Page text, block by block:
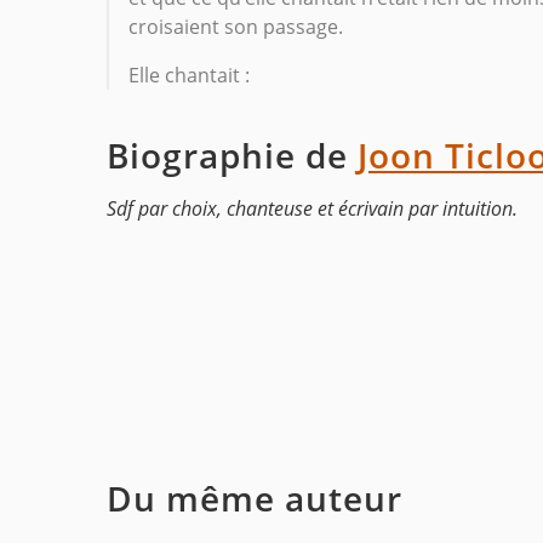
croisaient son passage.
Elle chantait :
Biographie de Joon
Sdf par choix, chanteuse et écrivain par intuition.
Du même auteur